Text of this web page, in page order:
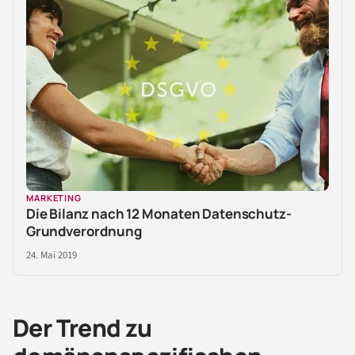
MARKETING
Die Bilanz nach 12 Monaten Datenschutz-
Grundverordnung
24. Mai 2019
Der Trend zu